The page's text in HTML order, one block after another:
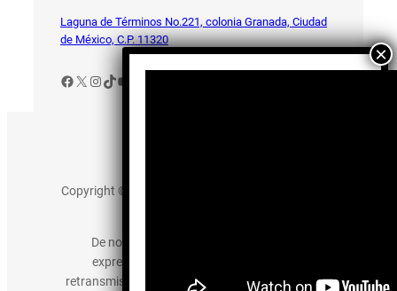
Laguna de Términos No.221, colonia Granada, Ciudad
de México, C.P. 11320
Facebook
X Instagram
TikTok
YouTube
Copyright © 2025 somos-hermanos.mx. Todos los
De no existir previa autorización, queda
expresamente prohibida la publicación,
retransmisión, edición y cualquier otro uso de los